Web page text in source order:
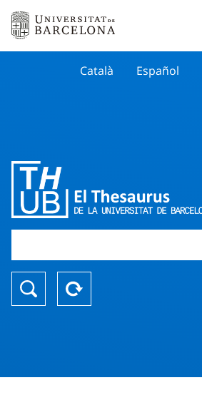
Català Español